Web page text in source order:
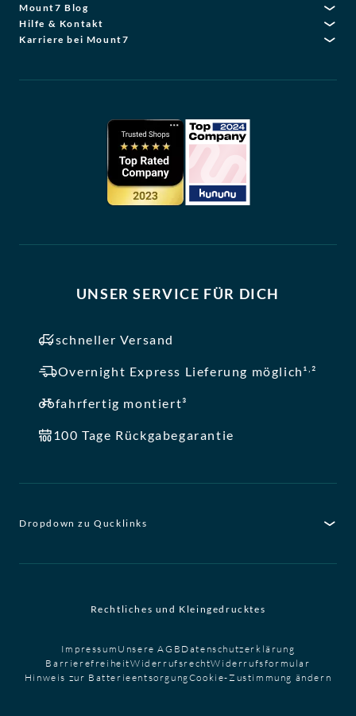
Mount7 Blog
Hilfe & Kontakt
Karriere bei Mount7
UNSER SERVICE FÜR DICH
schneller Versand
Overnight Express Lieferung möglich¹ ,²
fahrfertig montiert³
100 Tage Rückgabegarantie
Dropdown zu Qucklinks
Rechtliches und Kleingedrucktes
Impressum Unsere AGB Datenschutzerklärung
BarrierefreiheitWiderrufsrechtWiderrufsformular
Hinweis zur BatterieentsorgungCookie-Zustimmung ändern